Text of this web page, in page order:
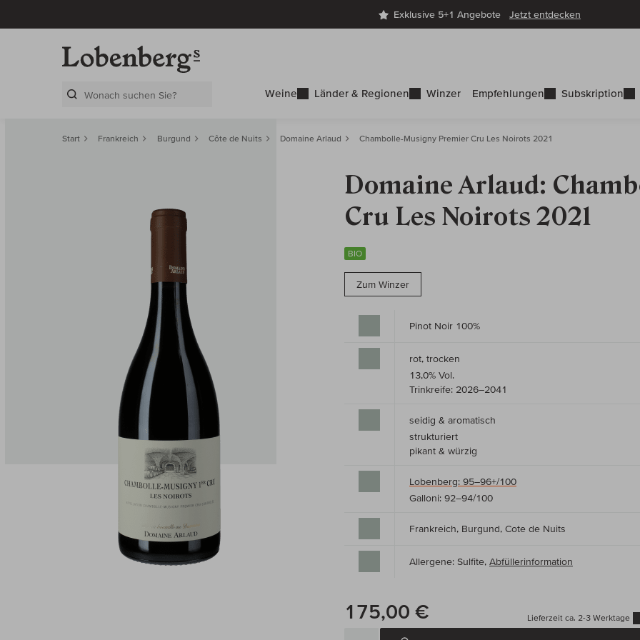
Exklusive 5+1 Angebote Jetzt entdecken
Weine Länder & Regionen Winzer Empfehlungen Subskription
Start Frankreich Burgund Côte de Nuits Domaine Arlaud Chambolle-Musigny Premier Cru Les Noirots 2021
Domaine Arlaud:
Cru Les Noirots 2021
BIO
Zum Winzer
Pinot Noir 100%
rot, trocken
13,0% Vol.
Trinkreife: 2026–2041
seidig & aromatisch
strukturiert
pikant & würzig
Lobenberg: 95–96+/100
Galloni: 92–94/100
Frankreich, Burgund, Cote de Nuits
Allergene: Sulfite, Abfüllerinformation
175,00 € Lieferzeit ca. 2-3 Werktage